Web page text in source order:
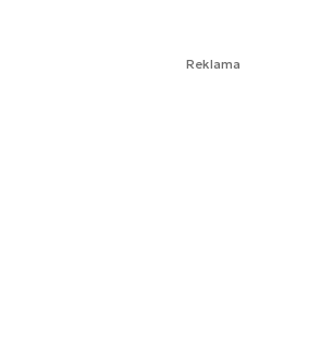
Reklama